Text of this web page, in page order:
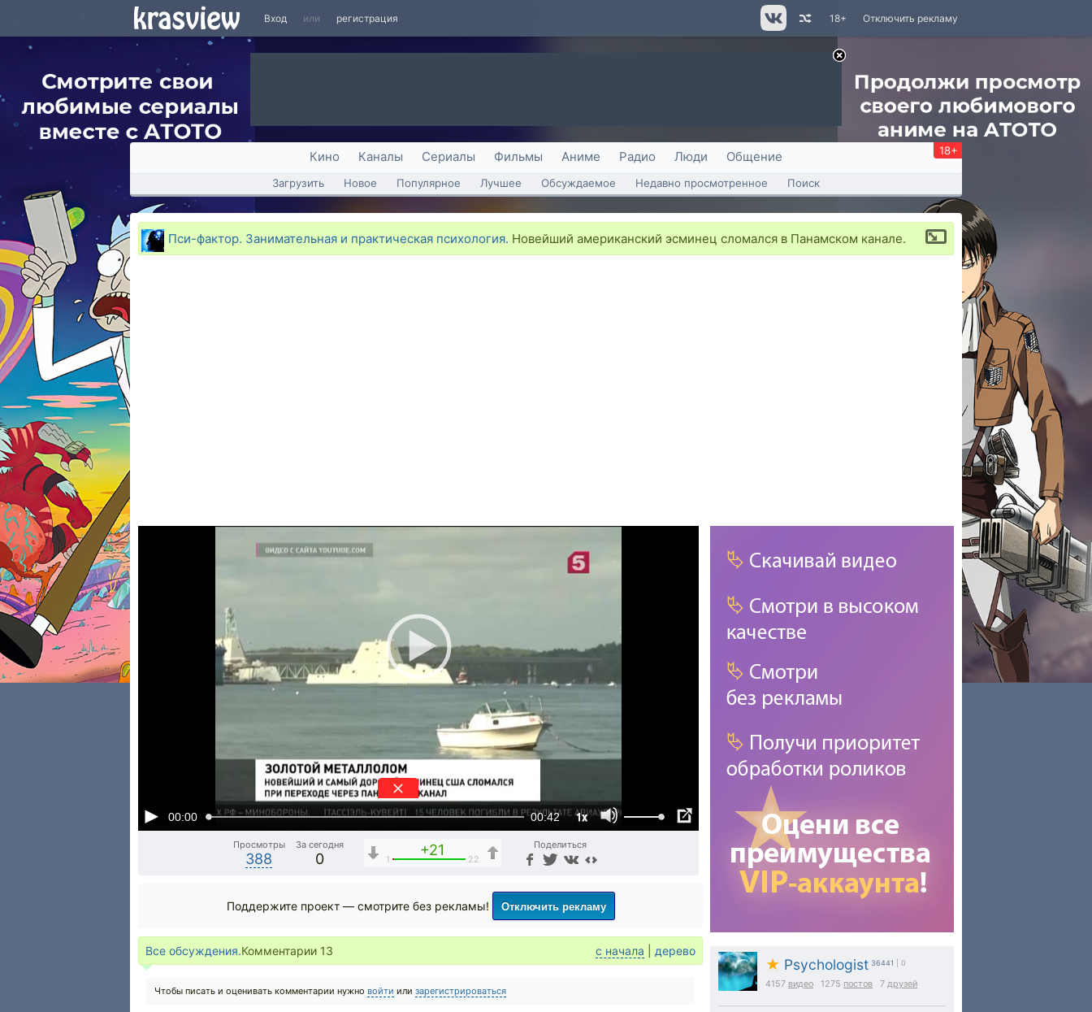
Вход или регистрация Отключить рекламу
18+
Кино Каналы Сериалы Фильмы Аниме Радио Люди Общение 18+
Загрузить Новое Популярное Лучшее Обсуждаемое Недавно просмотренное Поиск
Пси-фактор. Занимательная и практическая психология. Новейший американский эсминец сломался в Панамском канале.
00:00 00:42 1x
Просмотры
388
За сегодня
0
+21
1 22
Поделиться
★ Psychologist 36441 | 0
4157 видео 1275 постов 7 друзей
Поддержите проект — смотрите без рекламы! Отключить рекламу
Все обсуждения.Комментарии 13 с начала дерево
Чтобы писать и оценивать комментарии нужно войти или зарегистрироваться